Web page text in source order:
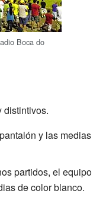
Boca do
distintivos.
y las medias
partidos, el equipo
de color blanco.